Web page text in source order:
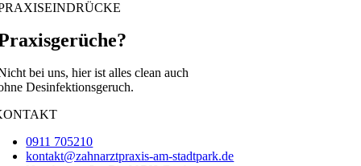
bei uns, hier ist alles clean auch
Desinfektionsgeruch.
0911 705210
kontakt@zahnarztpraxis-am-stadtpark.de